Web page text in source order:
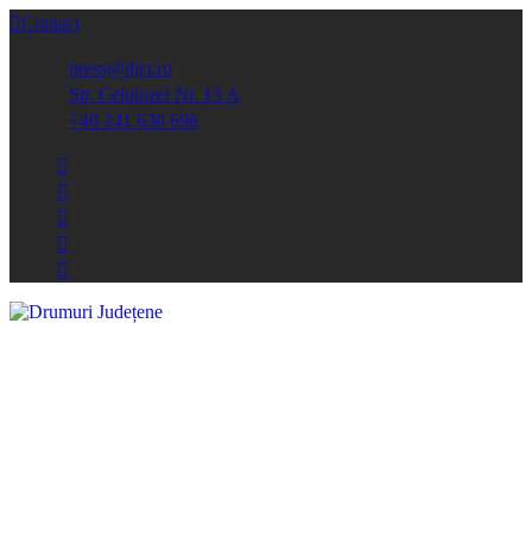
Contact
press@djct.ro
Str. Celulozei Nr. 15 A
+40 241 630 696